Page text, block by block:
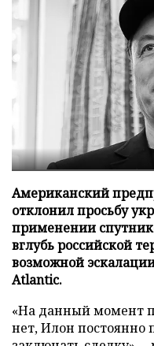
Американский
отклонил просьбу
применении
вглубь российской
возможной
Atlantic.
«На данный момент
нет, Илон постоянно